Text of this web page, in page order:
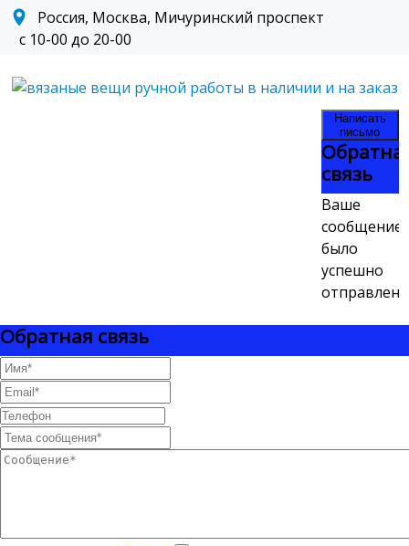
Россия, Москва, Мичуринский проспект
с 10-00 до 20-00
Написать
письмо
связь
Ваше
сообщение
было
успешно
отправлено
Обратная связь